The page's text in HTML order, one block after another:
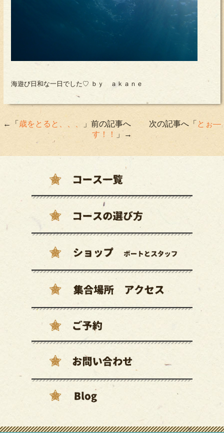
海遊び日和な一日でした♡ ｂｙ ａｋａｎｅ
←「 歳をとると、、、 」前の記事へ 次の記事へ「 とぉ―
す！！
」→